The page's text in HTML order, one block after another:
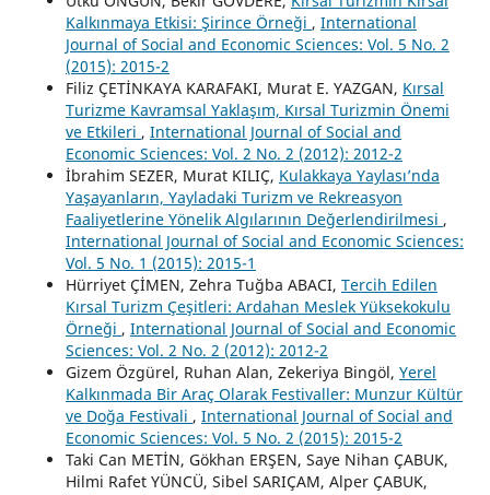
Kalkınmaya Etkisi: Şirince Örneği , International
Journal of Social and Economic Sciences: Vol. 5 No. 2
(2015): 2015-2
Filiz ÇETİNKAYA KARAFAKI, Murat E. YAZGAN, Kırsal
Turizme Kavramsal Yaklaşım, Kırsal Turizmin Önemi
ve Etkileri , International Journal of Social and
Economic Sciences: Vol. 2 No. 2 (2012): 2012-2
İbrahim SEZER, Murat KILIÇ, Kulakkaya Yaylası’nda
Yaşayanların, Yayladaki Turizm ve Rekreasyon
Faaliyetlerine Yönelik Algılarının Değerlendirilmesi ,
International Journal of Social and Economic Sciences:
Vol. 5 No. 1 (2015): 2015-1
Hürriyet ÇİMEN, Zehra Tuğba ABACI, Tercih Edilen
Kırsal Turizm Çeşitleri: Ardahan Meslek Yüksekokulu
Örneği , International Journal of Social and Economic
Sciences: Vol. 2 No. 2 (2012): 2012-2
Gizem Özgürel, Ruhan Alan, Zekeriya Bingöl, Yerel
Kalkınmada Bir Araç Olarak Festivaller: Munzur Kültür
ve Doğa Festivali , International Journal of Social and
Economic Sciences: Vol. 5 No. 2 (2015): 2015-2
Taki Can METİN, Gökhan ERŞEN, Saye Nihan ÇABUK,
Hilmi Rafet YÜNCÜ, Sibel SARIÇAM, Alper ÇABUK,